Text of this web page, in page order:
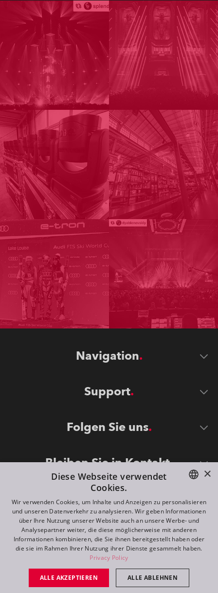
Navigation
Support
Folgen Sie uns
Bleiben Sie in Kontakt
©2026 ROBE lighting s.r.o.
All rights reserved. Created by
Switch to desktop mode
ENGLISH
FR
RU
×
Diese Webseite verwendet
Cookies.
Wir verwenden Cookies, um Inhalte und Anzeigen zu personalisieren
und unseren Datenverkehr zu analysieren. Wir geben Informationen
über Ihre Nutzung unserer Website auch an unsere Werbe- und
Analysepartner weiter, die diese möglicherweise mit anderen
Informationen kombinieren, die Sie ihnen bereitgestellt haben oder
die sie im Rahmen Ihrer Nutzung ihrer Dienste gesammelt haben.
Privacy Policy
ALLE AKZEPTIEREN ALLE ABLEHNEN